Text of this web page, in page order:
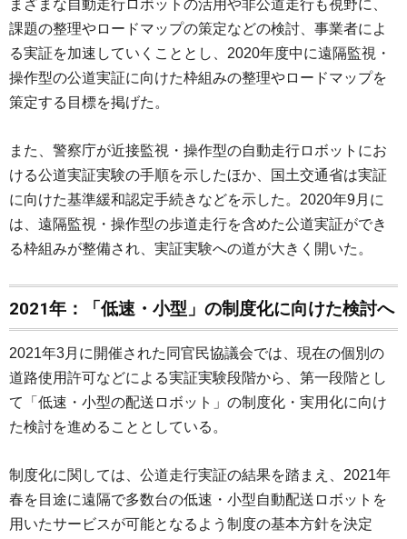
まざまな自動走行ロボットの活用や非公道走行も視野に、
課題の整理やロードマップの策定などの検討、事業者によ
る実証を加速していくこととし、2020年度中に遠隔監視・
操作型の公道実証に向けた枠組みの整理やロードマップを
策定する目標を掲げた。
また、警察庁が近接監視・操作型の自動走行ロボットにお
ける公道実証実験の手順を示したほか、国土交通省は実証
に向けた基準緩和認定手続きなどを示した。2020年9月に
は、遠隔監視・操作型の歩道走行を含めた公道実証ができ
る枠組みが整備され、実証実験への道が大きく開いた。
2021年：「低速・小型」の制度化に向けた検討へ
2021年3月に開催された同官民協議会では、現在の個別の
道路使用許可などによる実証実験段階から、第一段階とし
て「低速・小型の配送ロボット」の制度化・実用化に向け
た検討を進めることとしている。
制度化に関しては、公道走行実証の結果を踏まえ、2021年
春を目途に遠隔で多数台の低速・小型自動配送ロボットを
用いたサービスが可能となるよう制度の基本方針を決定